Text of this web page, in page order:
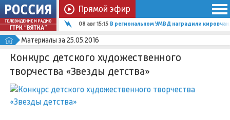
Прямой эфир
08 авг 15:15 В региональном УМВД наградили
Материалы за 25.05.2016
Конкурс детского художественного
творчества «Звезды детства»